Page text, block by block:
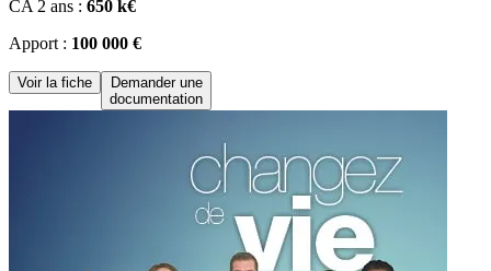
CA 2 ans : 650 k€
Apport : 100 000 €
Voir la fiche
Demander une
documentation